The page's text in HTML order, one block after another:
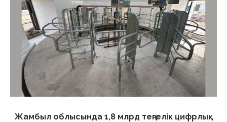
Жамбыл облысында 1,8 млрд теңгелік цифрлық